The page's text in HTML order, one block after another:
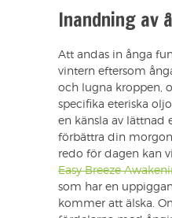
Inandning av
Att andas in ånga
vintern eftersom
och lugna kroppen,
specifika eteriska
en känsla av lättnad
förbättra din
redo för dagen kan
Easy Breeze
som har en
kommer att älska.